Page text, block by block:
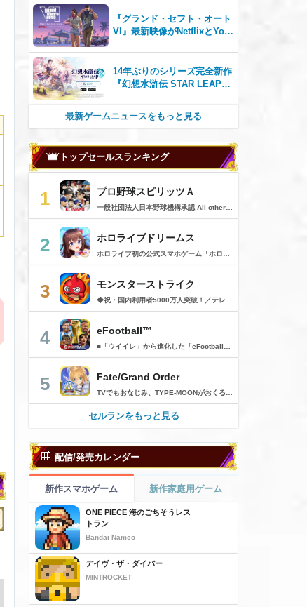
『グランド・セフト・オート
VI』最新映像がNetflixとYou
14年ぶりのシリーズ完全新作
『幻想水滸伝 STAR LEAP』
最新ゲームニュースをもっと見る
トップセールスランキング
1 プロ野球スピリッツＡ
2 ホロライブドリームス
3 モンスターストライク
4 eFootball™
5 Fate/Grand Order
セルランをもっと見る
配信/発売カレンダー
新作スマホゲーム 新作家庭用ゲーム
ONE PIECE 海のごちそうレス
トラン
Bandai Namco
デイヴ・ザ・ダイバー
MINTROCKET